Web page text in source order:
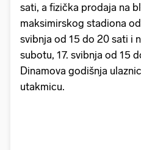
sati, a fizička prodaja na
maksimirskog stadiona
svibnja od 15 do 20 sati i
subotu, 17. svibnja od 15
Dinamova godišnja
utakmicu.